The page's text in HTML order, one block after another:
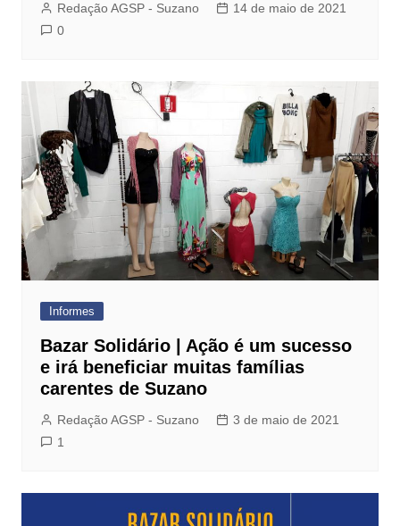
Redação AGSP - Suzano
14 de maio de 2021
0
Informes
Bazar Solidário | Ação é um sucesso
e irá beneficiar muitas famílias
carentes de Suzano
Redação AGSP - Suzano
3 de maio de 2021
1